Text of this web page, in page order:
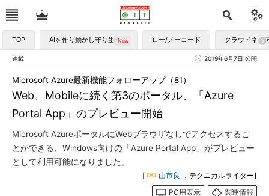
TOP AIを作り動かし守り生かす ロー/ノーコード クラウドネイ
連載 2019年6月7日 公開
Web、Mobileに続く第3のポータル、「Azure
Portal App」のプレビュー開始
Microsoft Azure最新機能フォローアップ（81）
Microsoft AzureポータルにWebブラウザなしでアクセスするこ
とができる、Windows向けの「Azure Portal App」がプレビュー
として利用可能になりました。
[ 山市良
，テクニカルライター]
PC用表示
関連情報